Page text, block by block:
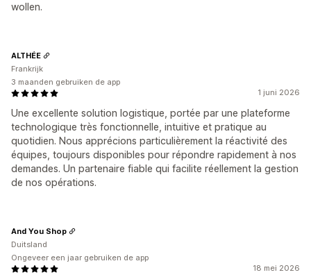
wollen.
1 juni 2026
Une excellente solution logistique, portée par une plateforme
technologique très fonctionnelle, intuitive et pratique au
quotidien. Nous apprécions particulièrement la réactivité des
équipes, toujours disponibles pour répondre rapidement à nos
demandes. Un partenaire fiable qui facilite réellement la gestion
de nos opérations.
ALTHÉE
Frankrijk
3 maanden gebruiken de app
18 mei 2026
And You Shop
Duitsland
Ongeveer een jaar gebruiken de app